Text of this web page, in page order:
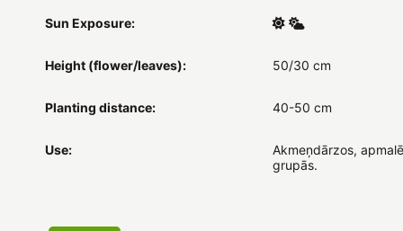
Sun Exposure:
Height (flower/leaves): 50/30 cm
Planting distance: 40-50 cm
Use:
Akmeņdārzos,
grupās.